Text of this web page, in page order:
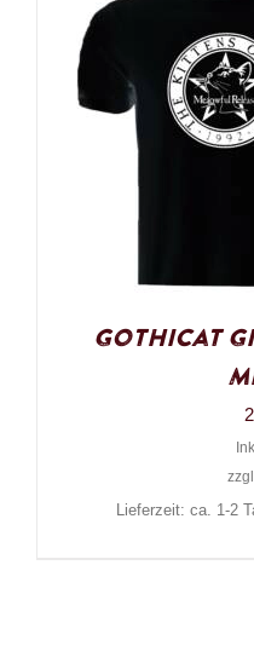
Gothicat
Lieferzeit: ca. 1-2